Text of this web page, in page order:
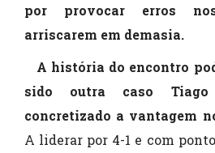
por provocar erros
arriscarem em demasia.
A história do encontro
sido outra caso Tiago
concretizado a vantagem
A liderar por 4-1 e com